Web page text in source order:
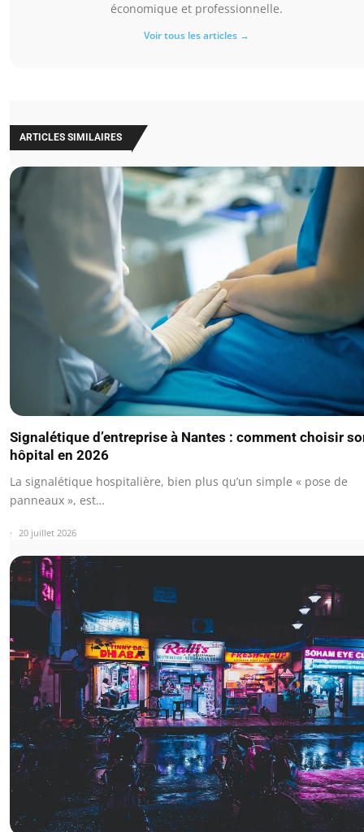
économique et professionnelle.
Voir tous les articles →
ARTICLES SIMILAIRES
Signalétique d’entreprise à Nantes : comment choisir
hôpital en 2026
La signalétique hospitalière, bien plus qu’un simple « pose de
panneaux », est…
20 juillet 2026